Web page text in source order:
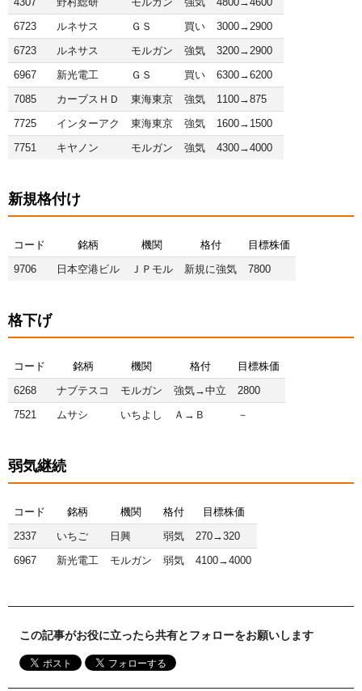
6723
ルネサス ＧＳ 買い
3000→2900
6723
ルネサス モルガン 強気
3200→2900
6967
新光電工 ＧＳ 買い
6300→6200
7085
カーブスＨＤ 東海東京 強気
1100→875
7725
インターアク 東海東京 強気
1600→1500
7751
キヤノン モルガン 強気 4300→4000
新規格付け
コード 銘柄 機関 格付
目標株価
9706
日本空港ビル ＪＰモル 新規に強気 7800
格下げ
コード 銘柄 機関 格付
目標株価
6268
ナブテスコ モルガン 強気→中立
2800
7521
ムサシ いちよし Ａ→Ｂ －
弱気継続
コード 銘柄 機関 格付
目標株価
2337
いちご 日興 弱気
270→320
6967
新光電工 モルガン 弱気 4100→4000
この記事がお役に立ったら共有とフォローをお願いします